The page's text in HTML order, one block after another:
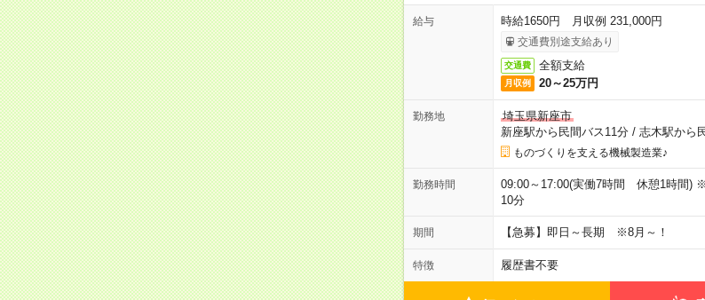
給与 時給1650円 月収例 231,000円
交通費別途支給あり
交通費 全額支給
月収例 20～25万円
勤務地
埼玉県新座市
新座駅から民間バス11分/ 志木駅から
ものづくりを支える機械製造業♪
勤務時間
09:00～17:00(実働7時間 休憩1時間)
10分
期間 【急募】即日～長期 ※8月～！
特徴 履歴書不要